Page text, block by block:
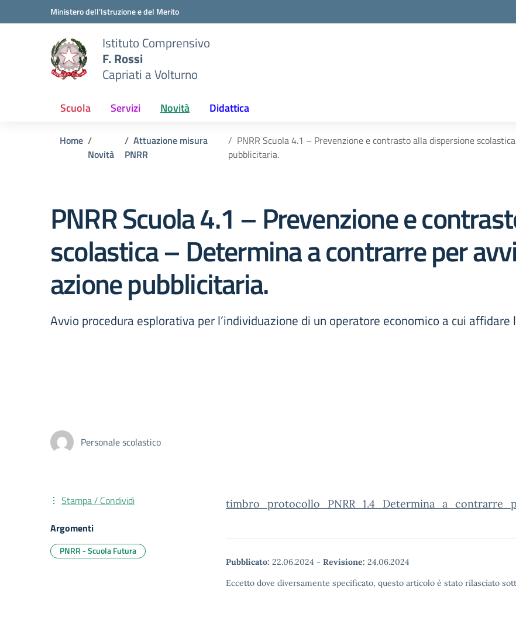
Vai ai contenuti
Vai al menu di navigazioneMinistero dell'Istruzione e del Merito
Istituto Comprensivo
F. Rossi
Capriati a Volturno
Scuola Servizi Novità Didattica
Home
Novità
Attuazione misura
PNRR
PNRR Scuola 4.1 – Prevenzione e contrasto alla dispersione
pubblicitaria.
PNRR Scuola 4.1 – Prevenzione e
scolastica – Determina a contrarre per
azione pubblicitaria.
Avvio procedura esplorativa per l’individuazione di un operatore economico a cui
Personale scolastico
Pubblicato: 22.06.2024 - Revisione: 24.06.2024
Eccetto dove diversamente specificato, questo articolo è stato rilasciato
Stampa / Condividi
Argomenti
PNRR - Scuola Futura